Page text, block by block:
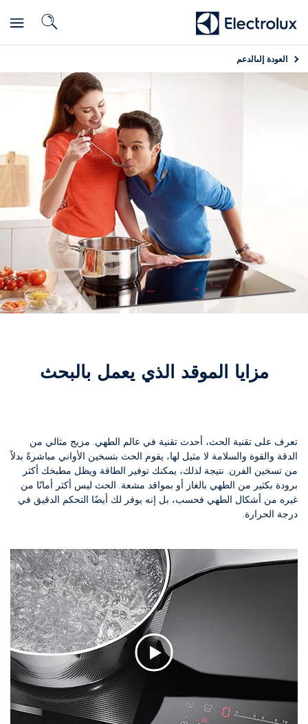
العودة إلىالدعم
مزايا الموقد الذي يعمل بالبحث
تعرف على تقنية الحث، أحدث تقنية في عالم الطهي. مزيج مثالي من
الدقة والقوة والسلامة لا مثيل لها، يقوم الحث بتسخين الأواني مباشرةً بدلاً
من تسخين الفرن. نتيجة لذلك، يمكنك توفير الطاقة ويظل مطبخك أكثر
برودة بكثير من الطهي بالغاز أو بمواقد مشعة. الحث ليس أكثر أمانًا من
غيره من أشكال الطهي فحسب، بل إنه يوفر لك أيضًا التحكم الدقيق في
درجة الحرارة.